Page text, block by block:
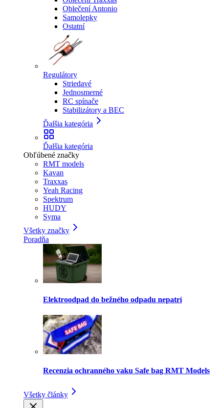
Oblečení Antonio
Samolepky
Ostatní
Regulátory
Striedavé
Jednosmerné
RC spínače
Stabilizátory a BEC
Ďalšia kategória
Ďalšia kategória
Obľúbené značky
RMT models
Kavan
Traxxas
Yeah Racing
Spektrum
HUDY
Syma
Všetky značky
Poradňa
Elektroodpad do bežného odpadu nepatrí
Recenzia ochranného vaku Safe bag RMT Models
Všetky články